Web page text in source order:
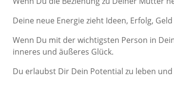
Deine neue Energie zieht Ideen, Erfolg,
Wenn Du mit der wichtigsten Person in
inneres und äußeres Glück.
Du erlaubst Dir Dein Potential zu leben